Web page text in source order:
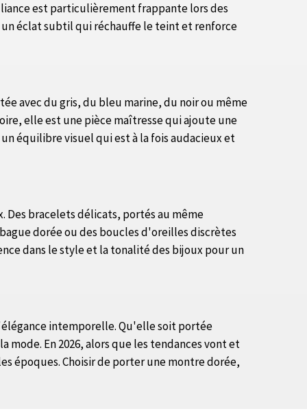
est particulièrement frappante lors des
éclat subtil qui réchauffe le teint et renforce
avec du gris, du bleu marine, du noir ou même
elle est une pièce maîtresse qui ajoute une
équilibre visuel qui est à la fois audacieux et
bracelets délicats, portés au même
dorée ou des boucles d'oreilles discrètes
dans le style et la tonalité des bijoux pour un
intemporelle. Qu'elle soit portée
En 2026, alors que les tendances vont et
époques. Choisir de porter une montre dorée,